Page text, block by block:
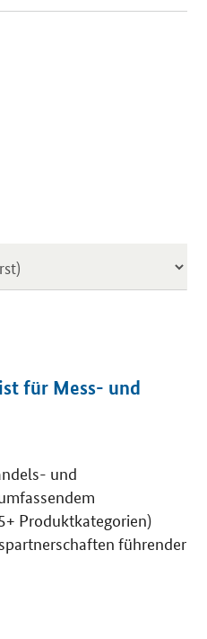
für Mess- und
und
Produktkategorien)
führender